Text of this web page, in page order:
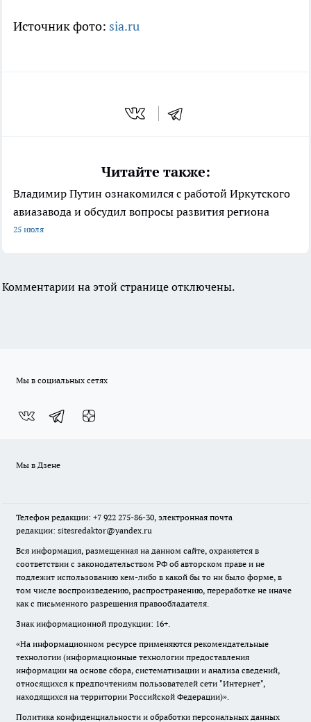
Источник фото: sia.ru
Читайте также:
Владимир Путин ознакомился с работой Иркутского
авиазавода и обсудил вопросы развития региона
25 июля
Комментарии на этой странице отключены.
Мы в социальных сетях
Мы в Дзене
Телефон редакции: +7 922 275-86-30, электронная почта
редакции: sitesredaktor@yandex.ru
Вся информация, размещенная на данном сайте, охраняется в
соответствии с законодательством РФ об авторском праве и не
подлежит использованию кем-либо в какой бы то ни было форме, в
том числе воспроизведению, распространению, переработке не иначе
как с письменного разрешения правообладателя.
Знак информационной продукции: 16+.
«На информационном ресурсе применяются рекомендательные
технологии (информационные технологии предоставления
информации на основе сбора, систематизации и анализа сведений,
относящихся к предпочтениям пользователей сети "Интернет",
находящихся на территории Российской Федерации)».
Политика конфиденциальности и обработки персональных данных